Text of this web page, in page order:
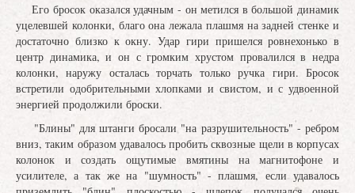
Его бросок оказался удачным - он метился в большой динамик
уцелевшей колонки, благо она лежала плашмя на задней стенке и
достаточно близко к окну. Удар гири пришелся ровнехонько в
центр динамика, и он с громким хрустом провалился в недра
колонки, наружу осталась торчать только ручка гири. Бросок
встретили одобрительными хлопками и свистом, и с удвоенной
энергией продолжили броски.
"Блины" для штанги бросали "на разрушительность" - ребром
вниз, таким образом удавалось пробить сквозные щели в корпусах
колонок и создать ощутимые вмятины на магнитофоне и
усилителе, а так же на "шумность" - плашмя, если удавалось